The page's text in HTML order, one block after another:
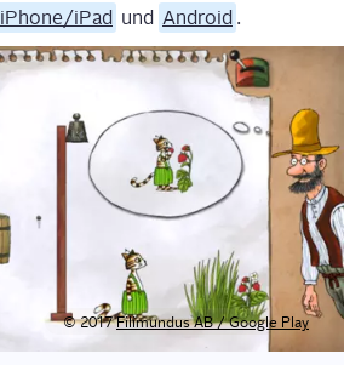
iPhone/iPad und Android .
© 2017Fili­mun­dus AB / Goog­le Play